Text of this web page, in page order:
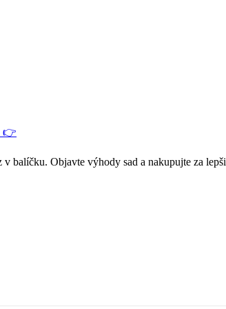
👉
v balíčku. Objavte výhody sad a nakupujte za